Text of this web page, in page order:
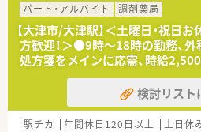
パート・アルバイト
調剤薬局
【大津市/大津駅】＜土曜日・祝日
方歓迎！＞●9時～18時の勤務、外
処方箋をメインに応需、時給
検討リスト
駅チカ 年間休日120日以上 土日休